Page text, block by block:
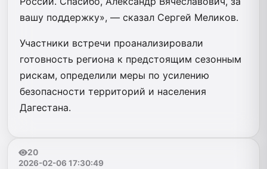
вашу поддержку», — сказал Сергей Меликов.
Участники встречи проанализировали
готовность региона к предстоящим сезонным
рискам, определили меры по усилению
безопасности территорий и населения
Дагестана.
20
2026-02-06 17:30:49